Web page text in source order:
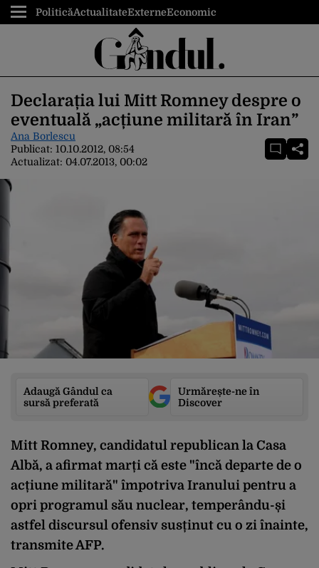
PoliticăActualitateExterneEconomic
Declarația lui Mitt Romney despre o
eventuală „acțiune militară în Iran”
Ana Borlescu
Publicat: 10.10.2012, 08:54
Actualizat: 04.07.2013, 00:02
Adaugă Gândul ca
sursă preferată
Urmărește-ne în
Discover
Mitt Romney, candidatul republican la Casa
Albă, a afirmat marți că este "încă departe de o
acțiune militară" împotriva Iranului pentru a
opri programul său nuclear, temperându-și
astfel discursul ofensiv susținut cu o zi înainte,
transmite AFP.